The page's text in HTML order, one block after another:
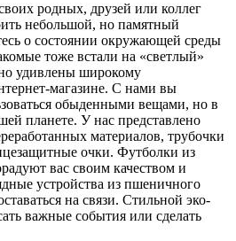
родных, друзей или коллег
небольшой, но памятный
о состоянии окружающей среды
тоже встали на «светлый»
удивлены широкому
магазине. С нами вы
обыденными вещами, но в
планете. У нас представлено
материалов, трубочки
очки. Футболки из
вас своим качеством и
устройства из пшеничного
на связи. Стильной эко-
важные события или сделать